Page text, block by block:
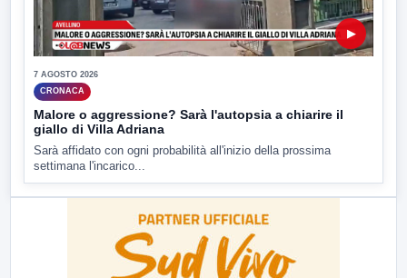
▶
7 AGOSTO 2026
CRONACA
Malore o aggressione? Sarà l'autopsia a chiarire il
giallo di Villa Adriana
Sarà affidato con ogni probabilità all'inizio della prossima
settimana l'incarico...